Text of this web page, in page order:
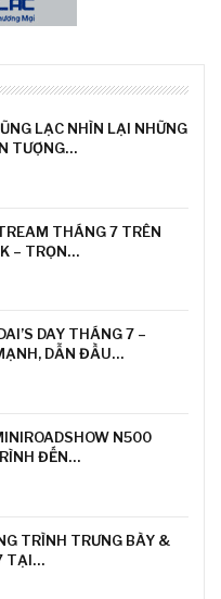
LẠC NHÌN LẠI NHỮNG
TƯỢNG…
THÁNG 7 TRÊN
– TRỌN…
DAY THÁNG 7 –
DẪN ĐẦU…
N500
ĐẾN…
TRÌNH TRƯNG BÀY &
TẠI…